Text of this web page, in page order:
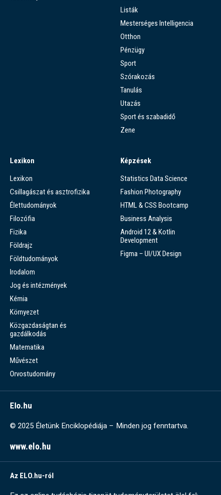
Listák
Mesterséges Intelligencia
Otthon
Pénzügy
Sport
Szórakozás
Tanulás
Utazás
Sport és szabadidő
Zene
Lexikon
Lexikon
Csillagászat és asztrofizika
Élettudományok
Filozófia
Fizika
Földrajz
Földtudományok
Irodalom
Jog és intézmények
Kémia
Környezet
Közgazdaságtan és
gazdálkodás
Matematika
Művészet
Orvostudomány
Képzések
Statistics Data Science
Fashion Photography
HTML & CSS Bootcamp
Business Analysis
Android 12 & Kotlin
Development
Figma – UI/UX Design
Elo.hu
© 2025 Életünk Enciklopédiája – Minden jog fenntartva.
www.elo.hu
Az ELO.hu-ról